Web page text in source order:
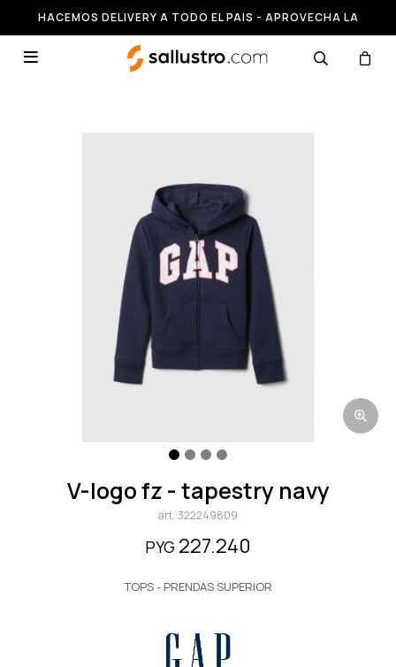
HACEMOS DELIVERY A TODO EL PAIS - APROVECHA LA
RUNNING HASTA 50% OFF

v-logo fz - tapestry navy
322249809
PYG 227.240
TOPS - PRENDAS SUPERIOR